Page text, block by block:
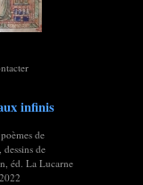
infinis
de
de
éd. La Lucarne